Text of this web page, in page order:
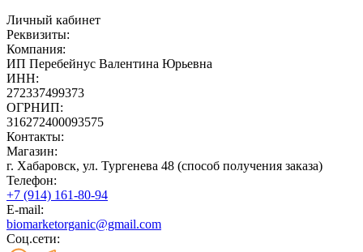
Личный кабинет
Реквизиты:
Компания:
ИП Перебейнус Валентина Юрьевна
ИНН:
272337499373
ОГРНИП:
316272400093575
Контакты:
Магазин:
г. Хабаровск, ул. Тургенева 48 (способ получения заказа)
Телефон:
+7 (914) 161-80-94
E-mail:
biomarketorganic@gmail.com
Соц.сети: